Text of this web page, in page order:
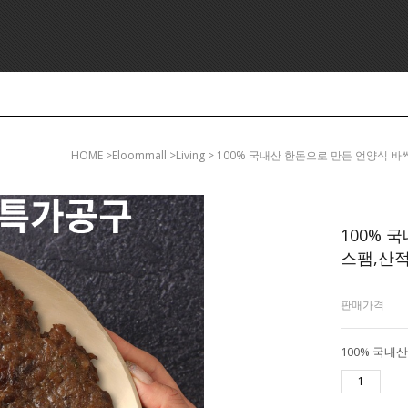
HOME >eloommall >living > 100% 국내산 한돈으로 만든 언양식 바
100%
스팸,산
판매가격